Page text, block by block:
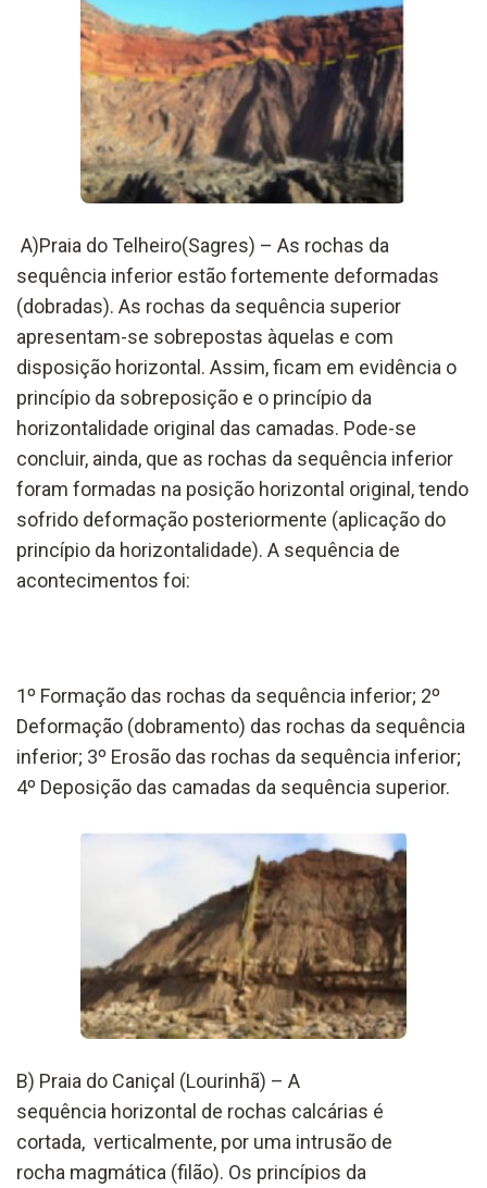
A)Praia do Telheiro(Sagres) – As rochas da
sequência inferior estão fortemente deformadas
(dobradas). As rochas da sequência superior
apresentam-se sobrepostas àquelas e com
disposição horizontal. Assim, ficam em evidência o
princípio da sobreposição e o princípio da
horizontalidade original das camadas. Pode-se
concluir, ainda, que as rochas da sequência inferior
foram formadas na posição horizontal original, tendo
sofrido deformação posteriormente (aplicação do
princípio da horizontalidade). A sequência de
acontecimentos foi:
1º Formação das rochas da sequência inferior; 2º
Deformação (dobramento) das rochas da sequência
inferior; 3º Erosão das rochas da sequência inferior;
4º Deposição das camadas da sequência superior.
B) Praia do Caniçal (Lourinhã) – A
sequência horizontal de rochas calcárias é
cortada, verticalmente, por uma intrusão de
rocha magmática (filão). Os princípios da